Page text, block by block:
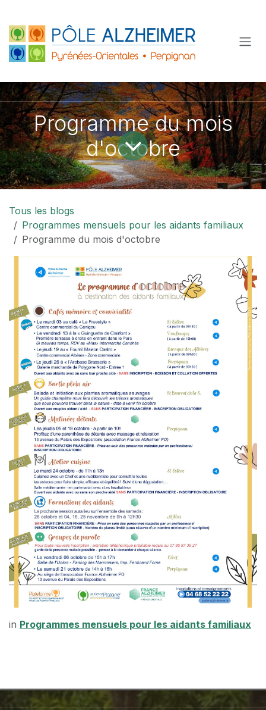
Programme du mois
d'octobre
Tous les blogs
Programmes mensuels pour les aidants familiaux
Programme du mois d'octobre
in Programmes mensuels pour les aidants familiaux